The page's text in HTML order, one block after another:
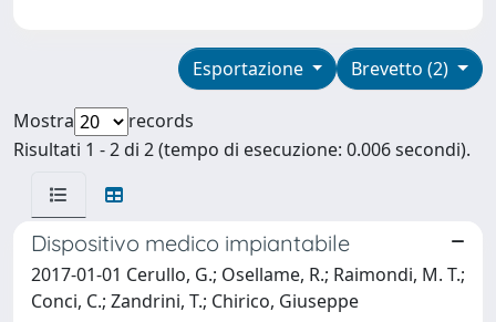
Brevetto (2)
Esportazione
Mostra
records
Risultati 1 - 2 di 2 (tempo di esecuzione: 0.006 secondi).
Dispositivo medico impiantabile
2017-01-01 Cerullo, G.; Osellame, R.; Raimondi, M. T.;
Conci, C.; Zandrini, T.; Chirico, Giuseppe